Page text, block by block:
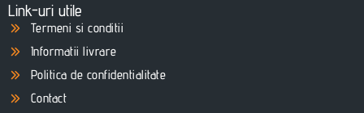
Link-uri utile
Termeni si conditii
Informatii livrare
Politica de confidentialitate
Contact